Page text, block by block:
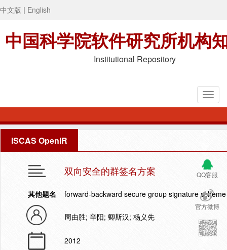
中文版 | English
中国科学院软件研究所机构
Institutional Repository
ISCAS OpenIR
QQ客服
官方微博
双向安全的群签名方案
其他题名 forward-backward secure group signature scheme
周由胜; 辛阳; 卿斯汉; 杨义先
2012